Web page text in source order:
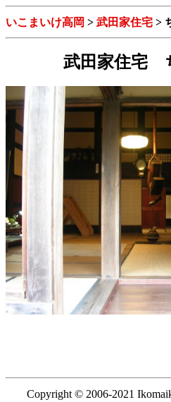
いこまいけ高岡 > 武田家住宅 >
武田家住宅
Copyright © 2006-2021